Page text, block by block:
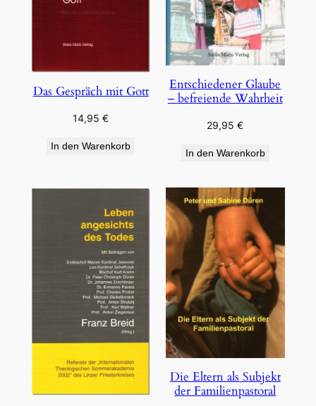
Das Gespräch mit Gott
14,95€
In den Warenkorb
Entschiedener Glaube
– befreiende Wahrheit
29,95€
In den Warenkorb
Die Eltern als Subjekt
der Familienpastoral